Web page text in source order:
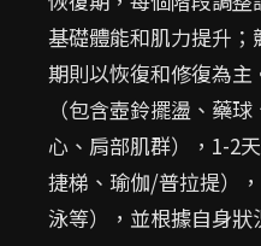
基礎體能和肌力提升
期則以恢復和修復為
（包含壺鈴擺盪、藥
心、肩部肌群），1-2
捷梯、瑜伽/普拉提）
泳等），並根據自身狀